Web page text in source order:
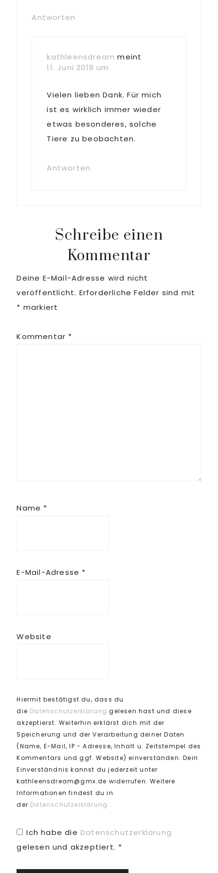
Antworten
kathleensdream meint
11. Juni 2018 um
Vielen lieben Dank. Für mich
ist es wirklich immer wieder
etwas besonderes, solche
Tiere zu beobachten.
Antworten
Schreibe einen
Kommentar
Deine E-Mail-Adresse wird nicht
veröffentlicht. Erforderliche Felder sind mit
* markiert
Kommentar *
Name *
E-Mail-Adresse *
Website
Hiermit bestätigst du, dass du
die Datenschutzerklärung gelesen hast und diese
akzeptierst. Weiterhin erklärst dich mit der
Speicherung und der Verarbeitung deiner Daten
(Name, E-Mail, IP - Adresse, Inhalt u. Zeitstempel des
Kommentars und ggf. Website) einverstanden. Dein
Einverständnis kannst du jederzeit unter
kathleensdream@gmx.de widerrufen. Weitere
Informationen findest du in
der Datenschutzerklärung.
Ich habe die Datenschutzerklärung
gelesen und akzeptiert. *